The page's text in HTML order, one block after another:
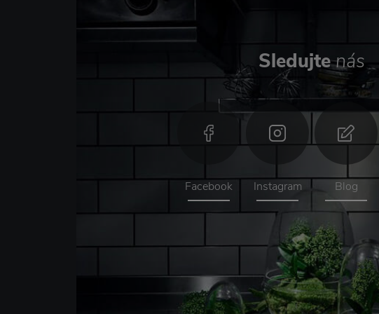
Sledujtenás
Facebook Instagram Blog